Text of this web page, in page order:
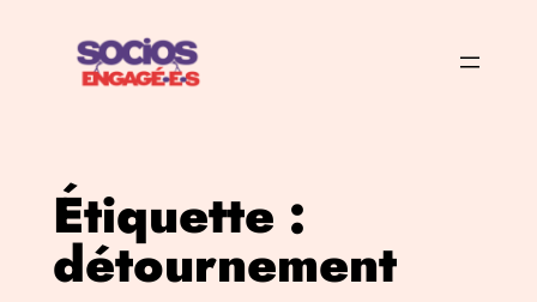
contenu
Étiquette :
détournement